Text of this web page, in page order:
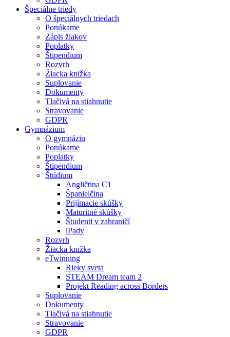
Špeciálne triedy
O špeciálnych triedach
Ponúkame
Zápis žiakov
Poplatky
Štipendium
Rozvrh
Žiacka knižka
Suplovanie
Dokumenty
Tlačivá na stiahnutie
Stravovanie
GDPR
Gymnázium
O gymnáziu
Ponúkame
Poplatky
Štipendium
Štúdium
Angličtina C1
Španielčina
Prijímacie skúšky
Maturitné skúšky
Študenti v zahraničí
iPady
Rozvrh
Žiacka knižka
eTwinning
Rieky sveta
STEAM Dream team 2
Projekt Reading across Borders
Suplovanie
Dokumenty
Tlačivá na stiahnutie
Stravovanie
GDPR